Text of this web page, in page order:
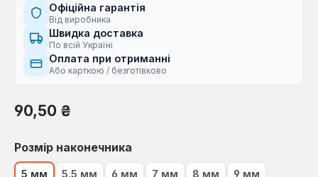
Офіційна гарантія
Від виробника
Швидка доставка
По всій Україні
Оплата при отриманні
Або карткою / безготівково
Звичайна ціна:
90,50 ₴
Виберіть
Розмір наконечника
5 мм 5.5 мм 6 мм 7 мм 8 мм 9 мм